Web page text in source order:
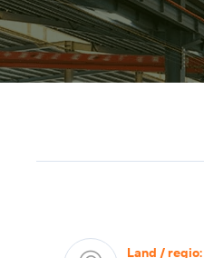
Land / regio: